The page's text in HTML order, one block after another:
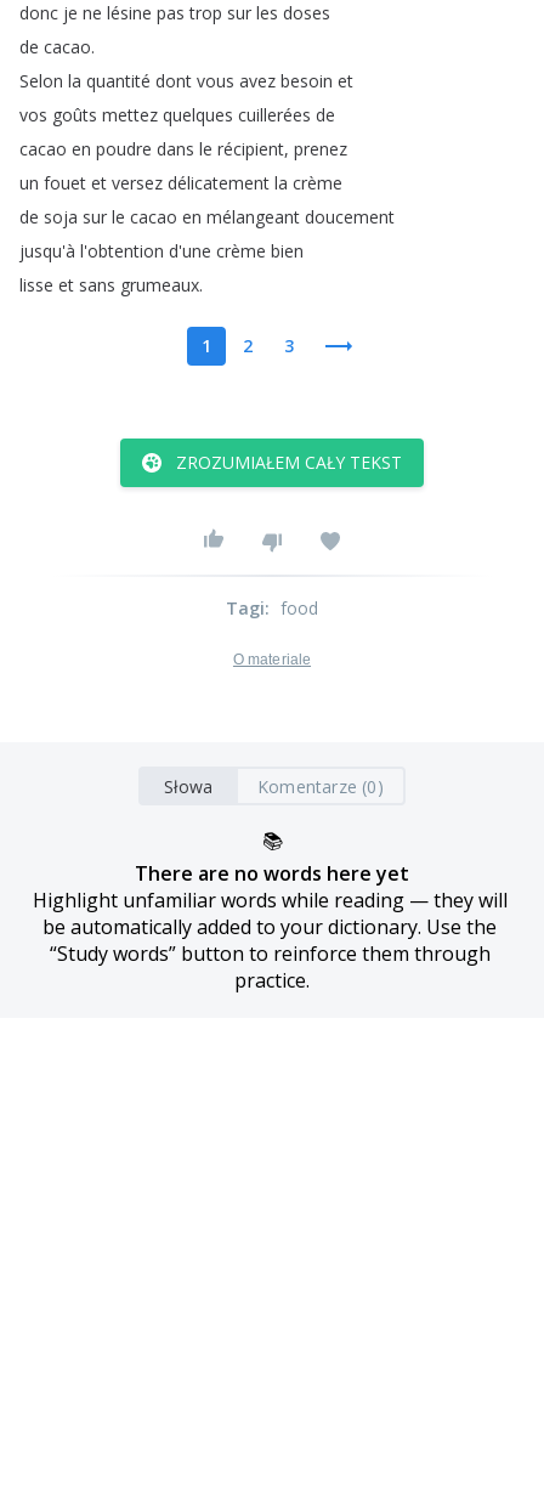
donc je ne lésine pas trop sur les doses
de cacao.
Selon la quantité dont vous avez besoin et
vos goûts mettez quelques cuillerées de
cacao en poudre dans le récipient, prenez
un fouet et versez délicatement la crème
de soja sur le cacao en mélangeant doucement
jusqu'à l'obtention d'une crème bien
lisse et sans grumeaux.
1 2 3
ZROZUMIAŁEM CAŁY TEKST
Tagi: food
O materiale
Słowa Komentarze (0)
📚
There are no words here yet
Highlight unfamiliar words while reading — they will
be automatically added to your dictionary. Use the
“Study words” button to reinforce them through
practice.